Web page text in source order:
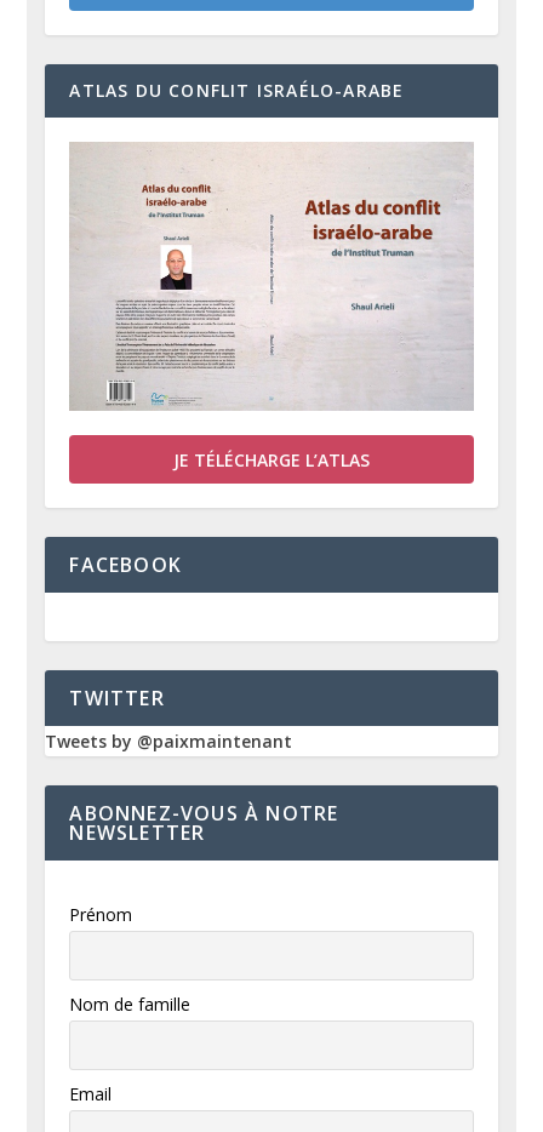
ATLAS DU CONFLIT ISRAÉLO-ARABE
JE TÉLÉCHARGE L’ATLAS
FACEBOOK
TWITTER
Tweets by @paixmaintenant
ABONNEZ-VOUS À NOTRE
NEWSLETTER
Prénom
Nom de famille
Email